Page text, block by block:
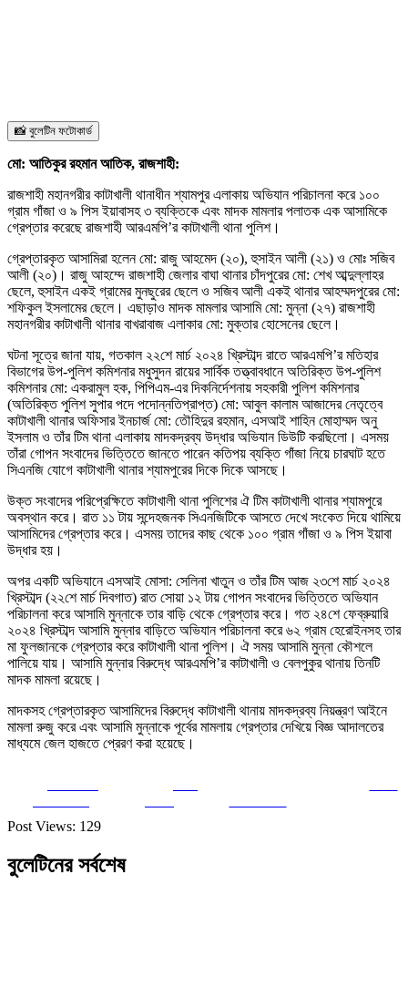
📸 বুলেটিন ফটোকার্ড
মো: আতিকুর রহমান আতিক, রাজশাহী:
রাজশাহী মহানগরীর কাটাখালী থানাধীন শ্যামপুর এলাকায় অভিযান পরিচালনা করে ১০০
গ্রাম গাঁজা ও ৯ পিস ইয়াবাসহ ৩ ব্যক্তিকে এবং মাদক মামলার পলাতক এক আসামিকে
গ্রেপ্তার করেছে রাজশাহী আরএমপি’র কাটাখালী থানা পুলিশ।
গ্রেপ্তারকৃত আসামিরা হলেন মো: রাজু আহমেদ (২০), হুসাইন আলী (২১) ও মোঃ সজিব
আলী (২০)। রাজু আহম্দে রাজশাহী জেলার বাঘা থানার চাঁদপুরের মো: শেখ আব্দুল্লাহর
ছেলে, হুসাইন একই গ্রামের মুনছুরের ছেলে ও সজিব আলী একই থানার আহম্মদপুরের মো:
শফিকুল ইসলামের ছেলে। এছাড়াও মাদক মামলার আসামি মো: মুন্না (২৭) রাজশাহী
মহানগরীর কাটাখালী থানার বাখরাবাজ এলাকার মো: মুক্তার হোসেনের ছেলে।
ঘটনা সূত্রে জানা যায়, গতকাল ২২শে মার্চ ২০২৪ খ্রিস্টাব্দ রাতে আরএমপি’র মতিহার
বিভাগের উপ-পুলিশ কমিশনার মধুসুদন রায়ের সার্বিক তত্ত্বাবধানে অতিরিক্ত উপ-পুলিশ
কমিশনার মো: একরামুল হক, পিপিএম-এর দিকনির্দেশনায় সহকারী পুলিশ কমিশনার
(অতিরিক্ত পুলিশ সুপার পদে পদোন্নতিপ্রাপ্ত) মো: আবুল কালাম আজাদের নেতৃত্বে
কাটাখালী থানার অফিসার ইনচার্জ মো: তৌহিদুর রহমান, এসআই শাহিন মোহাম্মদ অনু
ইসলাম ও তাঁর টিম থানা এলাকায় মাদকদ্রব্য উদ্ধার অভিযান ডিউটি করছিলো। এসময়
তাঁরা গোপন সংবাদের ভিত্তিতে জানতে পারেন কতিপয় ব্যক্তি গাঁজা নিয়ে চারঘাট হতে
সিএনজি যোগে কাটাখালী থানার শ্যামপুরের দিকে দিকে আসছে।
উক্ত সংবাদের পরিপ্রেক্ষিতে কাটাখালী থানা পুলিশের ঐ টিম কাটাখালী থানার শ্যামপুরে
অবস্থান করে। রাত ১১ টায় সন্দেহজনক সিএনজিটিকে আসতে দেখে সংকেত দিয়ে থামিয়ে
আসামিদের গ্রেপ্তার করে। এসময় তাদের কাছ থেকে ১০০ গ্রাম গাঁজা ও ৯ পিস ইয়াবা
উদ্ধার হয়।
অপর একটি অভিযানে এসআই মোসা: সেলিনা খাতুন ও তাঁর টিম আজ ২৩শে মার্চ ২০২৪
খ্রিস্টাব্দ (২২শে মার্চ দিবগাত) রাত সোয়া ১২ টায় গোপন সংবাদের ভিত্তিতে অভিযান
পরিচালনা করে আসামি মুন্নাকে তার বাড়ি থেকে গ্রেপ্তার করে। গত ২৪শে ফেব্রুয়ারি
২০২৪ খ্রিস্টাব্দ আসামি মুন্নার বাড়িতে অভিযান পরিচালনা করে ৬২ গ্রাম হেরোইনসহ তার
মা ফুলজানকে গ্রেপ্তার করে কাটাখালী থানা পুলিশ। ঐ সময় আসামি মুন্না কৌশলে
পালিয়ে যায়। আসামি মুন্নার বিরুদ্ধে আরএমপি’র কাটাখালী ও বেলপুকুর থানায় তিনটি
মাদক মামলা রয়েছে।
মাদকসহ গ্রেপ্তারকৃত আসামিদের বিরুদ্ধে কাটাখালী থানায় মাদকদ্রব্য নিয়ন্ত্রণ আইনে
মামলা রুজু করে এবং আসামি মুন্নাকে পূর্বের মামলায় গ্রেপ্তার দেখিয়ে বিজ্ঞ আদালতের
মাধ্যমে জেল হাজতে প্রেরণ করা হয়েছে।
Post Views: 129
বুলেটিনের সর্বশেষ